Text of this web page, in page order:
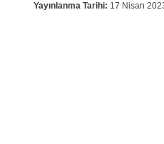
Yayınlanma Tarihi: 17 Nisan